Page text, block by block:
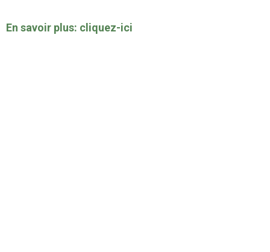
En savoir plus: cliquez-ici